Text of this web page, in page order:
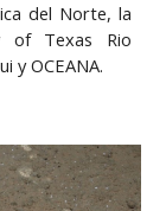
del Norte, la
of Texas Rio
y OCEANA.